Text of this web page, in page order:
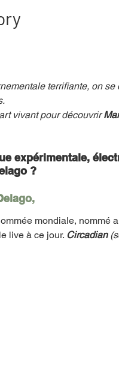
Interview
terrifiante, on se
vivant pour découvrir
expérimentale,
?
mondiale, nommé
live à ce jour. Circadian